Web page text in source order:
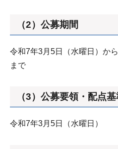
（2）公募期間
令和7年3月5日（水曜日）か
まで
（3）公募要領・配点
令和7年3月5日（水曜日）